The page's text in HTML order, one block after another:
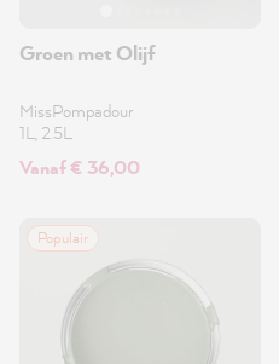
Groen met Olijf
MissPompadour
1L, 2.5L
Vanaf € 36,00
Populair